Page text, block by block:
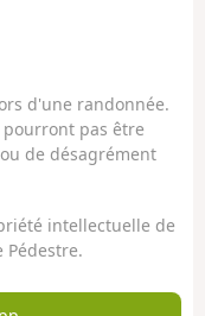
d'une randonnée.
pas être
de désagrément
intellectuelle de
Pédestre.